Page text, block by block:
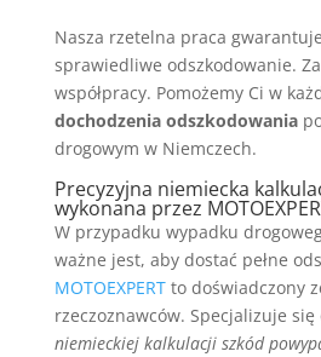
Nasza rzetelna praca
sprawiedliwe odszkodowanie.
współpracy. Pomożemy Ci w
dochodzenia odszkodowania
drogowym w Niemczech.
Precyzyjna niemiecka
wykonana przez
W przypadku wypadku
ważne jest, aby dostać pełne
MOTOEXPERTto doświadczony
rzeczoznawców. Specjalizuje się
niemieckiej kalkulacji szkód